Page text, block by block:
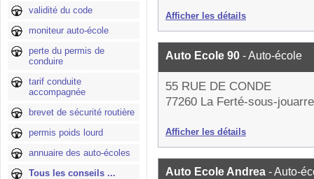
validité du code
moniteur auto-école
perte du permis de
conduire
tarif conduite
accompagnée
brevet de sécurité routière
permis poids lourd
annuaire des auto-écoles
Tous les conseils ...
Afficher les détails
Auto Ecole 90 - Auto-école
55 RUE DE CONDE
77260 La Ferté-sous-jouarre
Afficher les détails
Auto Ecole Andrea - Auto-